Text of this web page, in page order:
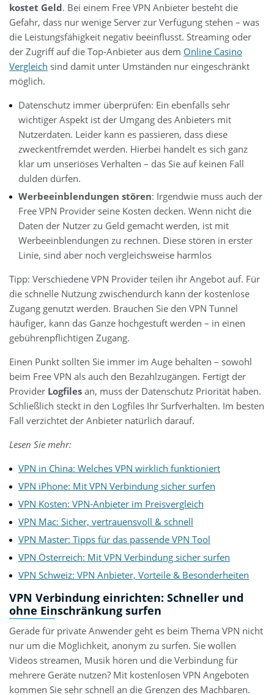
kostet Geld. Bei einem Free VPN Anbieter besteht die
Gefahr, dass nur wenige Server zur Verfügung stehen – was
die Leistungsfähigkeit negativ beeinflusst. Streaming oder
der Zugriff auf die Top-Anbieter aus dem Online Casino
Vergleich sind damit unter Umständen nur eingeschränkt
möglich.
Datenschutz immer überprüfen: Ein ebenfalls sehr
wichtiger Aspekt ist der Umgang des Anbieters mit
Nutzerdaten. Leider kann es passieren, dass diese
zweckentfremdet werden. Hierbei handelt es sich ganz
klar um unseriöses Verhalten – das Sie auf keinen Fall
dulden dürfen.
Werbeeinblendungen stören: Irgendwie muss auch der
Free VPN Provider seine Kosten decken. Wenn nicht die
Daten der Nutzer zu Geld gemacht werden, ist mit
Werbeeinblendungen zu rechnen. Diese stören in erster
Linie, sind aber noch vergleichsweise harmlos
Tipp: Verschiedene VPN Provider teilen ihr Angebot auf. Für
die schnelle Nutzung zwischendurch kann der kostenlose
Zugang genutzt werden. Brauchen Sie den VPN Tunnel
häufiger, kann das Ganze hochgestuft werden – in einen
gebührenpflichtigen Zugang.
Einen Punkt sollten Sie immer im Auge behalten – sowohl
beim Free VPN als auch den Bezahlzugängen. Fertigt der
Provider Logfiles an, muss der Datenschutz Priorität haben.
Schließlich steckt in den Logfiles Ihr Surfverhalten. Im besten
Fall verzichtet der Anbieter natürlich darauf.
Lesen Sie mehr:
VPN in China: Welches VPN wirklich funktioniert
VPN iPhone: Mit VPN Verbindung sicher surfen
VPN Kosten: VPN-Anbieter im Preisvergleich
VPN Mac: Sicher, vertrauensvoll & schnell
VPN Master: Tipps für das passende VPN Tool
VPN Österreich: Mit VPN Verbindung sicher surfen
VPN Schweiz: VPN Anbieter, Vorteile & Besonderheiten
VPN Verbindung einrichten: Schneller und
ohne Einschränkung surfen
Gerade für private Anwender geht es beim Thema VPN nicht
nur um die Möglichkeit, anonym zu surfen. Sie wollen
Videos streamen, Musik hören und die Verbindung für
mehrere Geräte nutzen? Mit kostenlosen VPN Angeboten
kommen Sie sehr schnell an die Grenzen des Machbaren.